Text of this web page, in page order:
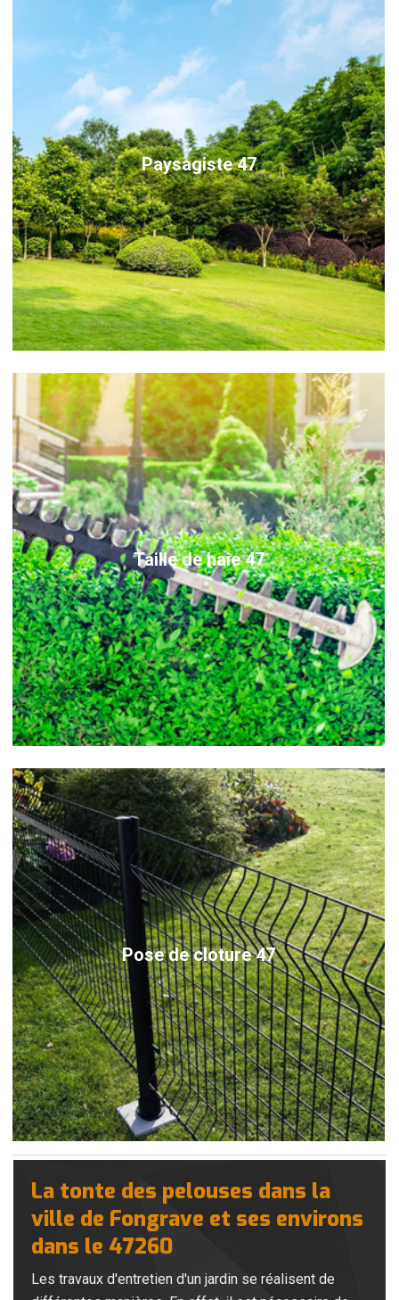
Paysagiste 47
Taille de haie 47
Pose de cloture 47
La tonte des pelouses dans la
ville de Fongrave et ses environs
dans le 47260
Les travaux d'entretien d'un jardin se réalisent de